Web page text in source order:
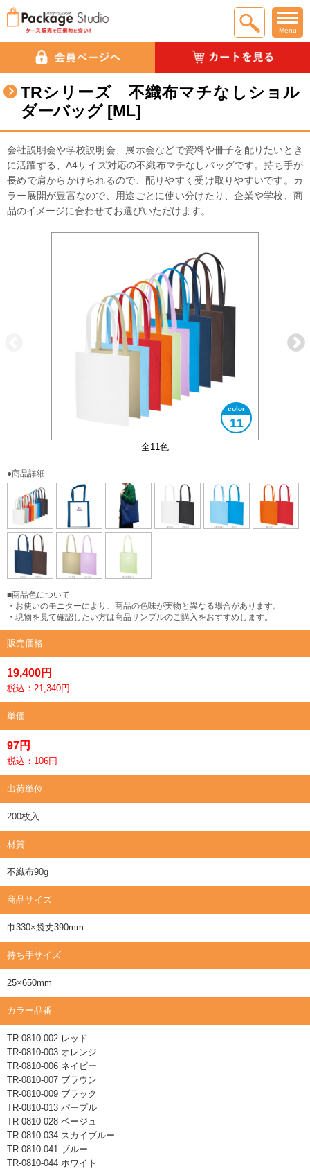
Menu
TRシリーズ 不織布マチなしショル
ダーバッグ [ML]
会社説明会や学校説明会、展示会などで資料や冊子を配りたいとき
に活躍する、A4サイズ対応の不織布マチなしバッグです。持ち手が
長めで肩からかけられるので、配りやすく受け取りやすいです。カ
ラー展開が豊富なので、用途ごとに使い分けたり、企業や学校、商
品のイメージに合わせてお選びいただけます。
全11色
11
B4サイズ対応
大きさイメージ
●商品詳細
■商品色について
・お使いのモニターにより、商品の色味が実物と異なる場合があります。
・現物を見て確認したい方は商品サンプルのご購入をおすすめします。
販売価格
19,400円
税込：21,340円
単価
97円
税込：106円
出荷単位
200枚入
材質
不織布90g
商品サイズ
巾330×袋丈390mm
持ち手サイズ
25×650mm
カラー品番
TR-0810-002 レッド
TR-0810-003 オレンジ
TR-0810-006 ネイビー
TR-0810-007 ブラウン
TR-0810-009 ブラック
TR-0810-013 パープル
TR-0810-028 ベージュ
TR-0810-034 スカイブルー
TR-0810-041 ブルー
TR-0810-044 ホワイト